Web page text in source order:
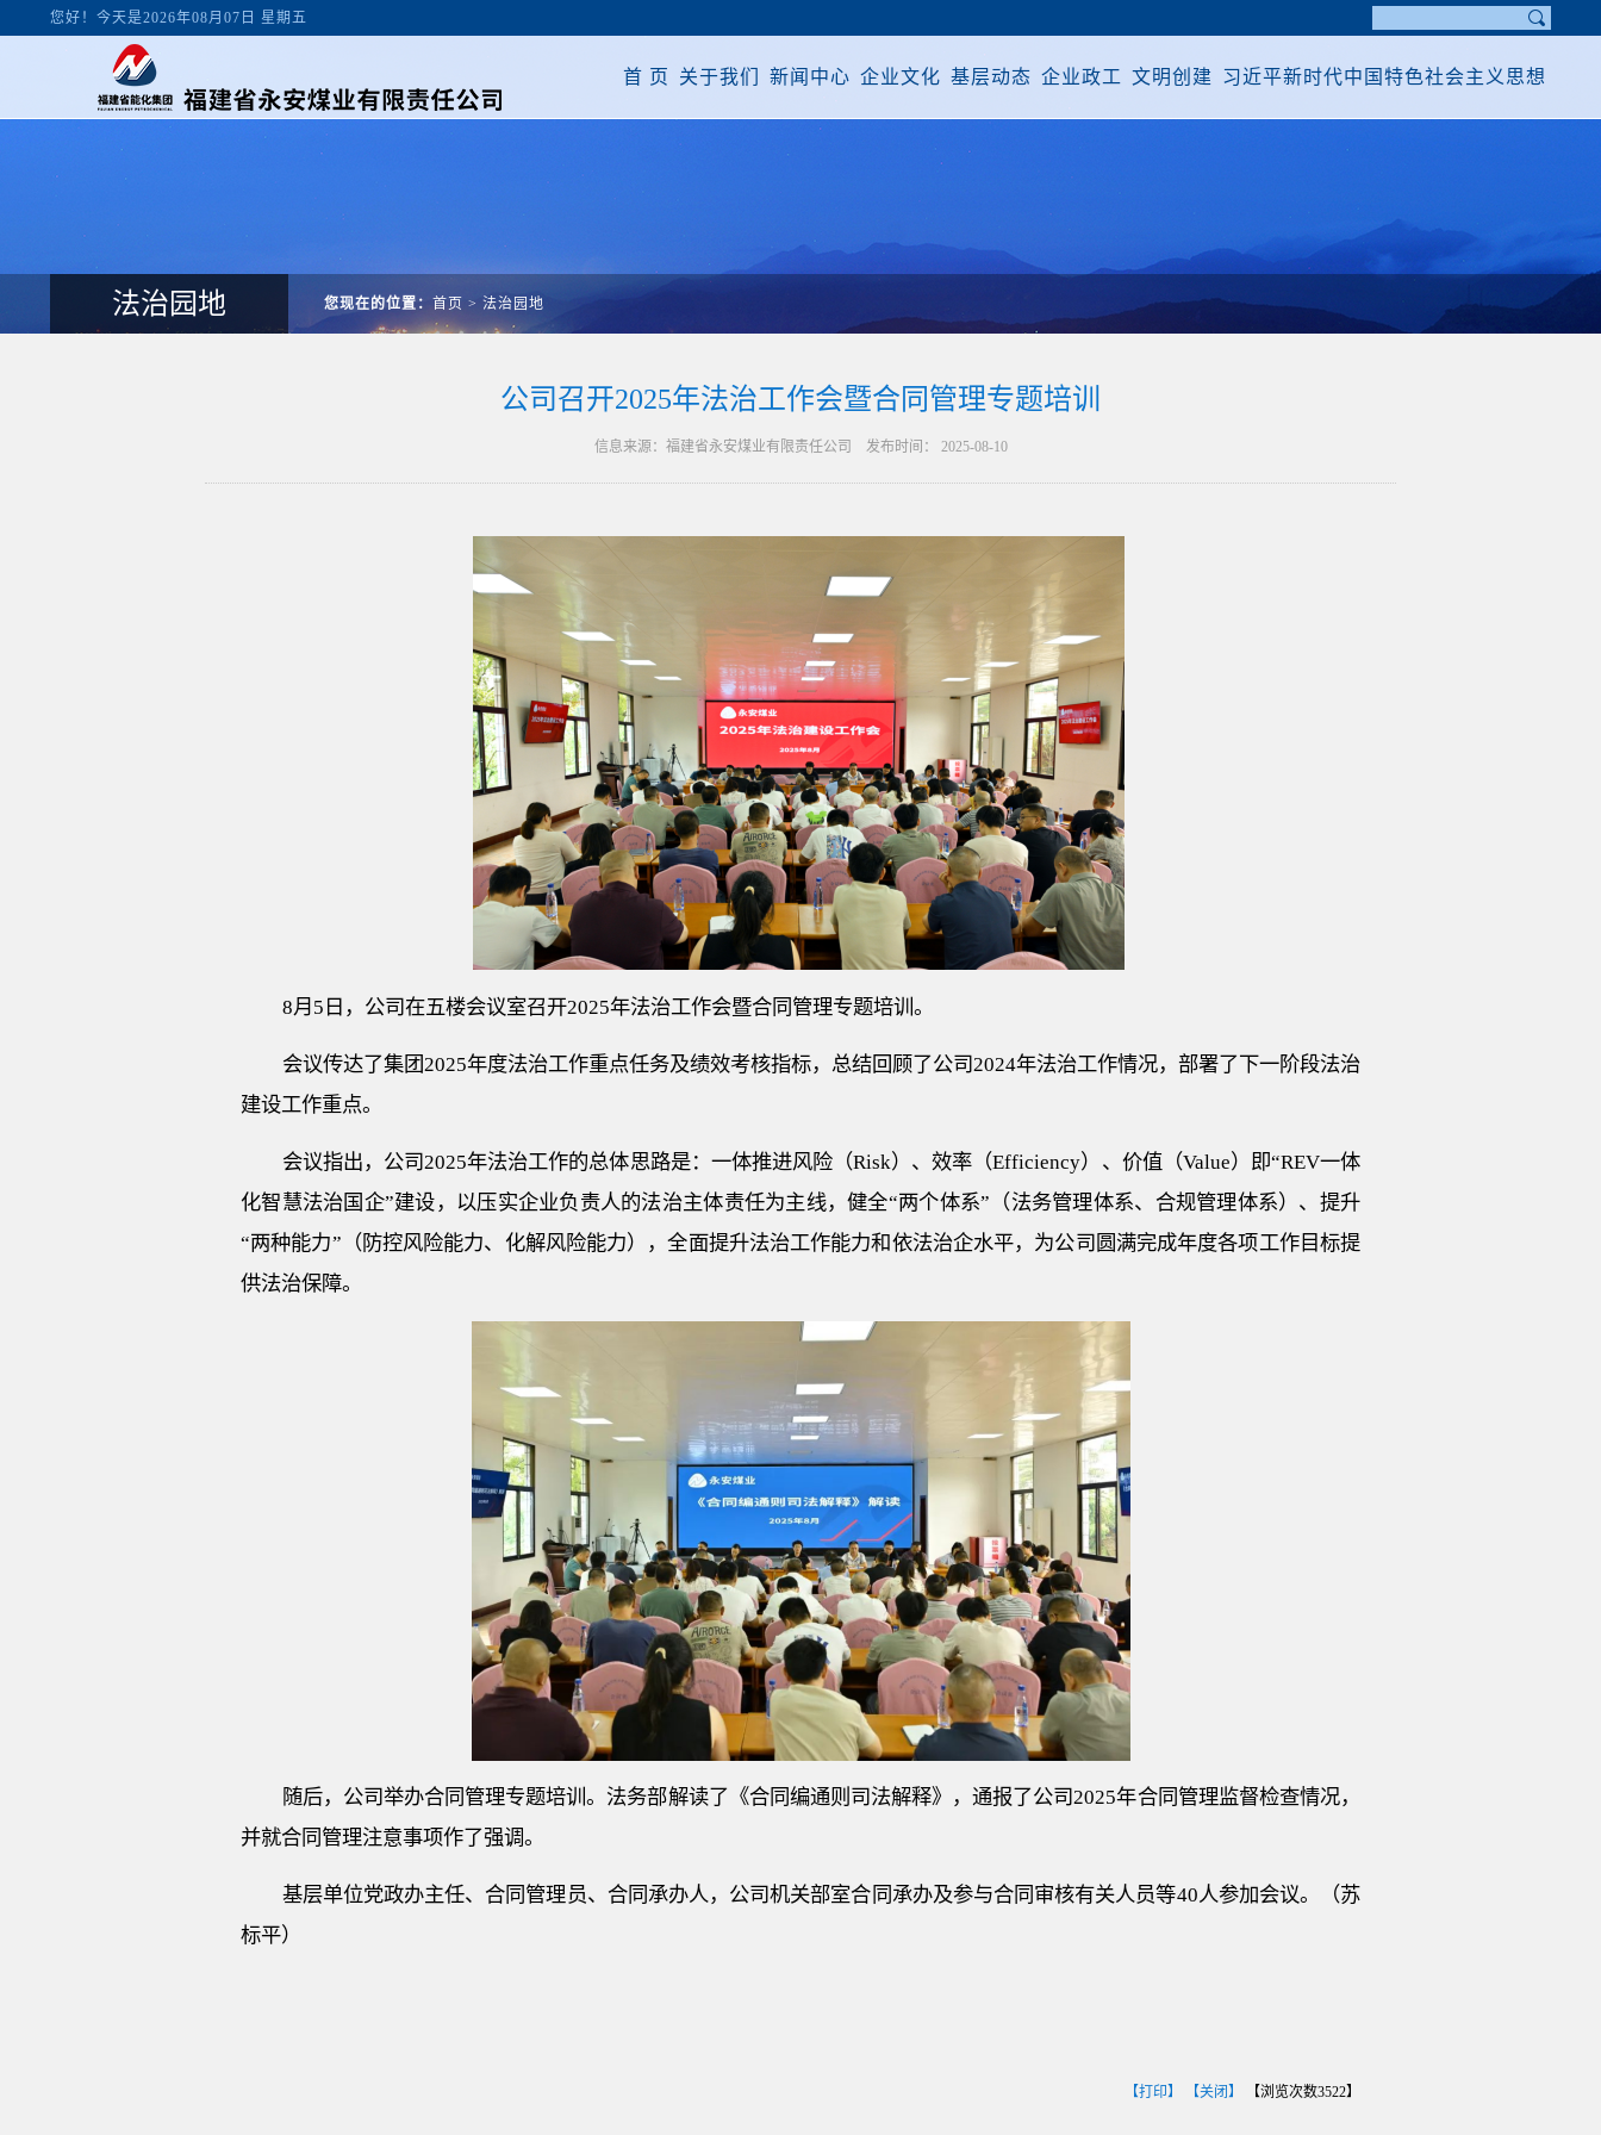
您好！今天是2026年08月07日 星期五
首 页 关于我们 新闻中心 企业文化 基层动态 企业政工 文明创建 习近平新时代中国特色社会主义思想
法治园地 您现在的位置： 首页 > 法治园地
公司召开2025年法治工作会暨合同管理专题培训
信息来源：福建省永安煤业有限责任公司 发布时间： 2025-08-10
8月5日，公司在五楼会议室召开2025年法治工作会暨合同管理专题培训。
会议传达了集团2025年度法治工作重点任务及绩效考核指标， 总结回顾了公司2024年法治工作情况，部署了下一阶段法治
建设工作重点。
会议指出，公司2025年法治工作的总体思路是：一体推进风险（Risk）、效率（Efficiency）、价值（Value）即“REV一体
化智慧法治国企”建设，以压实企业负责人的法治主体责任为主线，健全“两个体系”（法务管理体系、合规管理体系）、提升
“两种能力”（防控风险能力、化解风险能力），全面提升法治工作能力和依法治企水平，为公司圆满完成年度各项工作目标提
供法治保障。
随后，公司举办合同管理专题培训。法务部解读了《合同编通则司法解释》，通报了公司2025年合同管理监督检查情况，
并就合同管理注意事项作了强调。
基层单位党政办主任、合同管理员、合同承办人，公司机关部室合同承办及参与合同审核有关人员等40人参加会议。
（苏
标平）
【打印】 【关闭】 【浏览次数3522】